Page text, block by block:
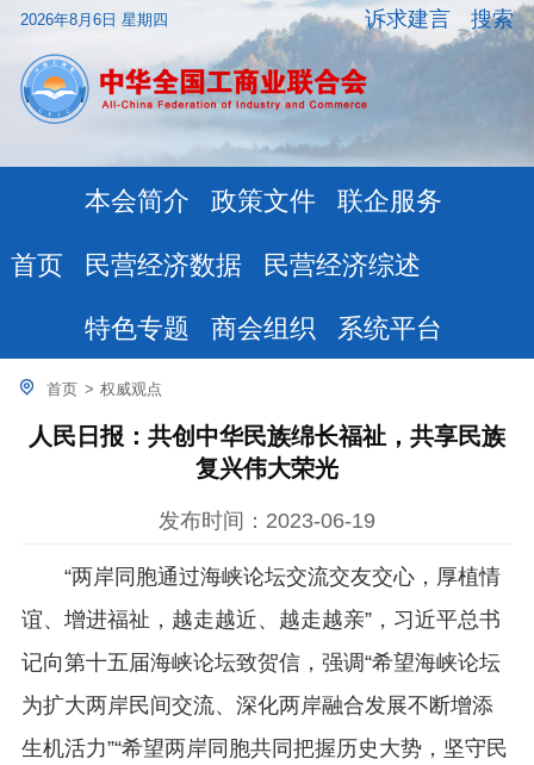
2026年8月6日 星期四 搜索
诉求建言
首页
本会简介 政策文件 联企服务
民营经济数据 民营经济综述
特色专题 商会组织 系统平台
首页 > 权威观点
人民日报：共创中华民族绵长福祉，共享民族
复兴伟大荣光
发布时间：2023-06-19
“两岸同胞通过海峡论坛交流交友交心，厚植情
谊、增进福祉，越走越近、越走越亲”，习近平总书
记向第十五届海峡论坛致贺信，强调“希望海峡论坛
为扩大两岸民间交流、深化两岸融合发展不断增添
生机活力”“希望两岸同胞共同把握历史大势，坚守民